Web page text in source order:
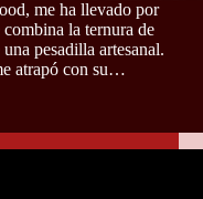
me ha llevado por
la ternura de
pesadilla artesanal.
atrapó con su…